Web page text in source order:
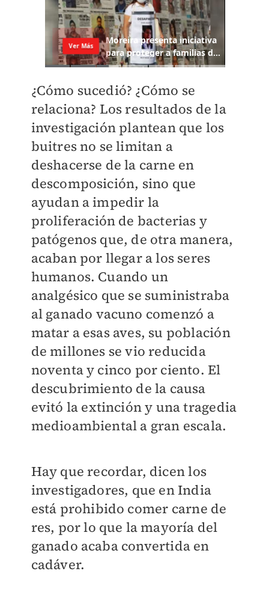
¿Cómo sucedió? ¿Cómo se
relaciona? Los resultados de la
investigación plantean que los
buitres no se limitan a
deshacerse de la carne en
descomposición, sino que
ayudan a impedir la
proliferación de bacterias y
patógenos que, de otra manera,
acaban por llegar a los seres
humanos. Cuando un
analgésico que se suministraba
al ganado vacuno comenzó a
matar a esas aves, su población
de millones se vio reducida
noventa y cinco por ciento. El
descubrimiento de la causa
evitó la extinción y una tragedia
medioambiental a gran escala.
Hay que recordar, dicen los
investigadores, que en India
está prohibido comer carne de
res, por lo que la mayoría del
ganado acaba convertida en
cadáver.